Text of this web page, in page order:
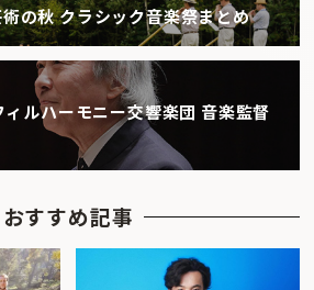
の秋 クラシック音楽祭まとめ
ルハーモニー交響楽団 音楽監督
おすすめ記事